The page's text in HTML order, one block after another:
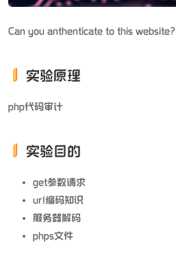
Can you anthenticate to this website?
实验原理
php代码审计
实验目的
get参数请求
url编码知识
服务器解码
phps文件